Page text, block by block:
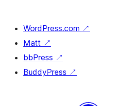
WordPress.com ↗
Matt ↗
bbPress ↗
BuddyPress ↗